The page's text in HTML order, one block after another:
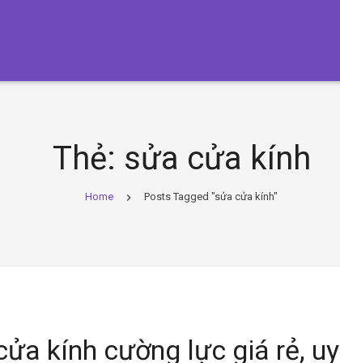
Thẻ: sửa cửa kính
Home Posts Tagged "sửa cửa kính"
kính cường lực giá rẻ, uy